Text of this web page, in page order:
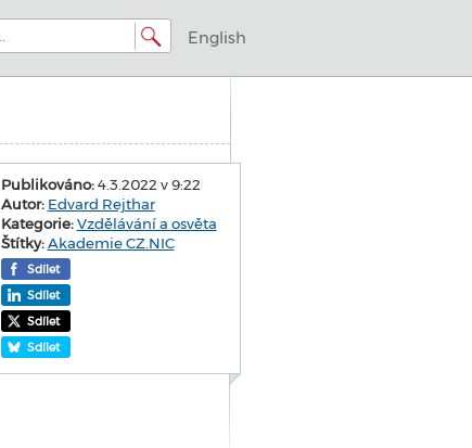
English
Publikováno:4.3.2022 v 9:22
Autor: Edvard Rejthar
Kategorie: Vzdělávání a osvěta
Štítky: Akademie CZ.NIC
Sdílet
Sdílet
Sdílet
Sdílet